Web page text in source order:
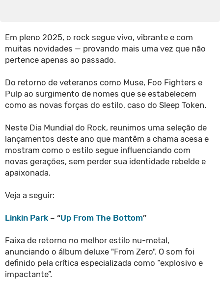
Em pleno 2025, o rock segue vivo, vibrante e com
muitas novidades — provando mais uma vez que não
pertence apenas ao passado.
Do retorno de veteranos como Muse, Foo Fighters e
Pulp ao surgimento de nomes que se estabelecem
como as novas forças do estilo, caso do Sleep Token.
Neste Dia Mundial do Rock, reunimos uma seleção de
lançamentos deste ano que mantêm a chama acesa e
mostram como o estilo segue influenciando com
novas gerações, sem perder sua identidade rebelde e
apaixonada.
Veja a seguir:
Linkin Park – “Up From The Bottom”
Faixa de retorno no melhor estilo nu-metal,
anunciando o álbum deluxe "From Zero". O som foi
definido pela crítica especializada como “explosivo e
impactante”.